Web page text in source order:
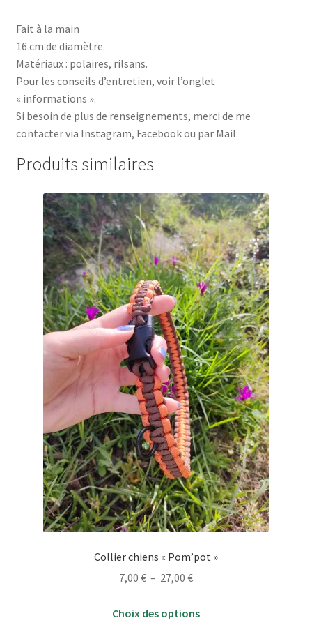
Fait à la main
16 cm de diamètre.
Matériaux : polaires, rilsans.
Pour les conseils d’entretien, voir l’onglet
« informations ».
Si besoin de plus de renseignements, merci de me
contacter via Instagram, Facebook ou par Mail.
Produits similaires
Collier chiens « Pom’pot »
7,00 € – 27,00 €Plage
prix :
Choix des options